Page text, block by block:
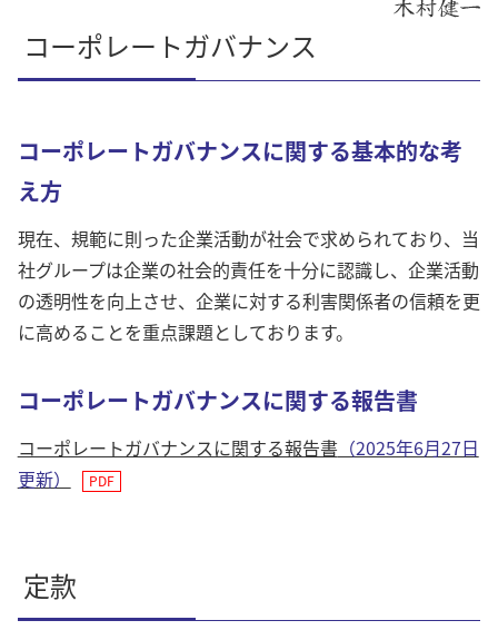
コーポレートガバナンス
コーポレートガバナンスに関する基本的な考
え方
現在、規範に則った企業活動が社会で求められており、当
社グループは企業の社会的責任を十分に認識し、企業活動
の透明性を向上させ、企業に対する利害関係者の信頼を更
に高めることを重点課題としております。
コーポレートガバナンスに関する報告書
コーポレートガバナンスに関する報告書（2025年6月27日
更新）
定款